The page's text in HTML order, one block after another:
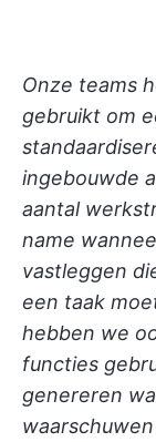
Onze teams
gebruikt om
ingebouwde
aantal
name
vastleggen
een taak
hebben we
functies
genereren